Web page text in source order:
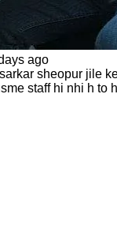
ago
sheopur jile
staff hi nhi h to